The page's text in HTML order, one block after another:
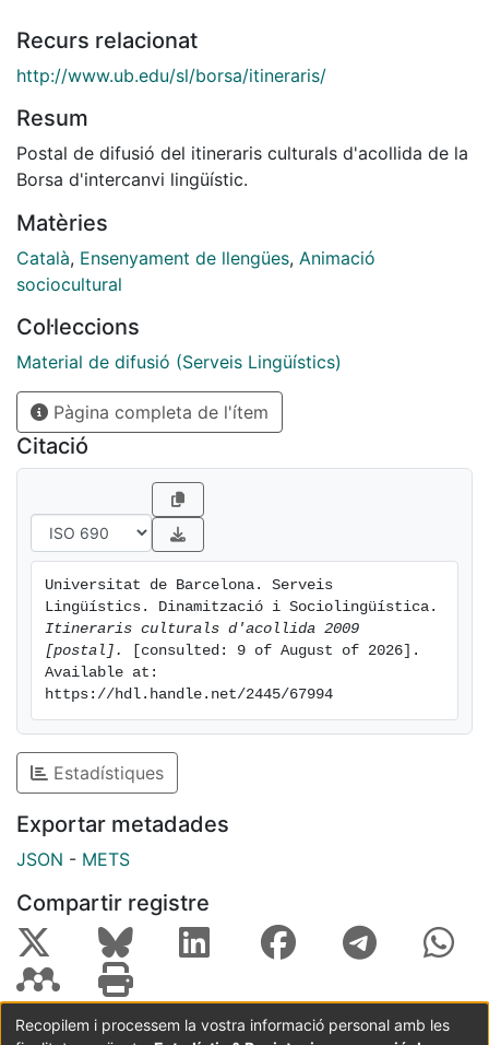
Recurs relacionat
http://www.ub.edu/sl/borsa/itineraris/
Resum
Postal de difusió del itineraris culturals d'acollida de la
Borsa d'intercanvi lingüístic.
Matèries
Català, Ensenyament de llengües, Animació
sociocultural
Col·leccions
Material de difusió (Serveis Lingüístics)
Pàgina completa de l'ítem
Citació
Universitat de Barcelona. Serveis
Itineraris culturals d'acollida 2009
[postal].
[consulted: 9 of August of 2026].
Available at:
https://hdl.handle.net/2445/67994
Estadístiques
Exportar metadades
JSON - METS
Compartir registre
Recopilem i processem la vostra informació personal amb les